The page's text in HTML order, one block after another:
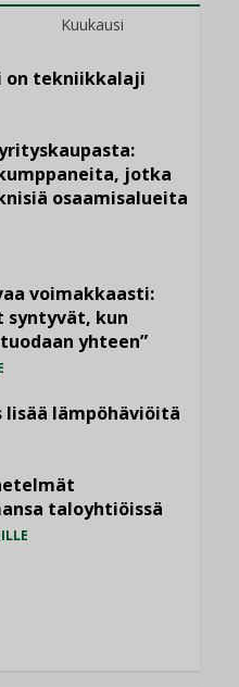
Kuukausi
on tekniikkalaji
jotka
osaamisalueita
voimakkaasti:
syntyvät, kun
yhteen”
lämpöhäviöitä
taloyhtiöissä